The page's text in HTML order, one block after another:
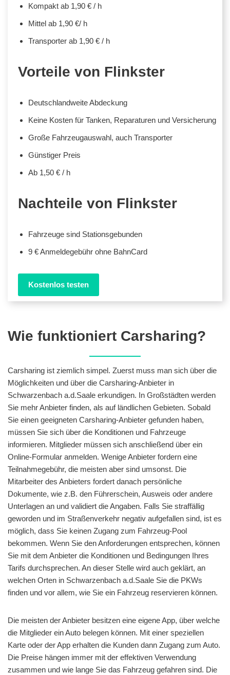
Kompakt ab 1,90 € / h
Mittel ab 1,90 €/ h
Transporter ab 1,90 € / h
Vorteile von Flinkster
Deutschlandweite Abdeckung
Keine Kosten für Tanken, Reparaturen und Versicherung
Große Fahrzeugauswahl, auch Transporter
Günstiger Preis
Ab 1,50 € / h
Nachteile von Flinkster
Fahrzeuge sind Stationsgebunden
9 € Anmeldegebühr ohne BahnCard
Kostenlos testen
Wie funktioniert Carsharing?
Carsharing ist ziemlich simpel. Zuerst muss man sich über die
Möglichkeiten und über die Carsharing-Anbieter in
Schwarzenbach a.d.Saale erkundigen. In Großstädten werden
Sie mehr Anbieter finden, als auf ländlichen Gebieten. Sobald
Sie einen geeigneten Carsharing-Anbieter gefunden haben,
müssen Sie sich über die Konditionen und Fahrzeuge
informieren. Mitglieder müssen sich anschließend über ein
Online-Formular anmelden. Wenige Anbieter fordern eine
Teilnahmegebühr, die meisten aber sind umsonst. Die
Mitarbeiter des Anbieters fordert danach persönliche
Dokumente, wie z.B. den Führerschein, Ausweis oder andere
Unterlagen an und validiert die Angaben. Falls Sie straffällig
geworden und im Straßenverkehr negativ aufgefallen sind, ist es
möglich, dass Sie keinen Zugang zum Fahrzeug-Pool
bekommen. Wenn Sie den Anforderungen entsprechen, können
Sie mit dem Anbieter die Konditionen und Bedingungen Ihres
Tarifs durchsprechen. An dieser Stelle wird auch geklärt, an
welchen Orten in Schwarzenbach a.d.Saale Sie die PKWs
finden und vor allem, wie Sie ein Fahrzeug reservieren können.
Die meisten der Anbieter besitzen eine eigene App, über welche
die Mitglieder ein Auto belegen können. Mit einer speziellen
Karte oder der App erhalten die Kunden dann Zugang zum Auto.
Die Preise hängen immer mit der effektiven Verwendung
zusammen und wie lange Sie das Fahrzeug gefahren sind. Die